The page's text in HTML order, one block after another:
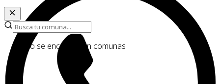
No se encontraron comunas